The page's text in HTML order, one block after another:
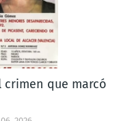
crimen que marcó